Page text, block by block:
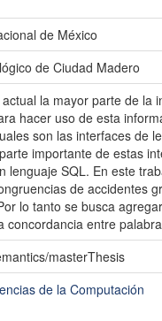
de México
de Ciudad Madero
la mayor parte de la
hacer uso de esta
son las interfaces de
importante de estas
lenguaje SQL. En este
de accidentes
lo tanto se busca
concordancia entre
masterThesis
de la Computación